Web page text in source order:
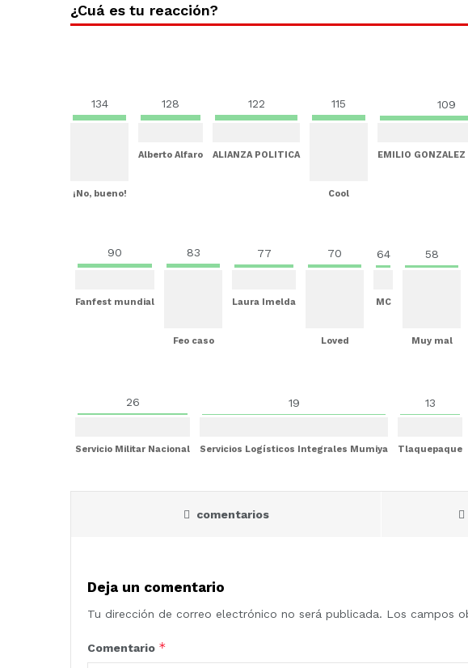
¿Cuá es tu reacción?
134
¡No, bueno!
128
Alberto Alfaro
122
ALIANZA POLITICA
115
Cool
109
EMILIO GONZALEZ
90
Fanfest mundial
83
Feo caso
77
Laura Imelda
70
Loved
64
MC
58
Muy mal
26
Servicio Militar Nacional
19
Servicios Logísticos Integrales Mumiya
13
Tlaquepaque
comentarios
Deja un comentario
Tu dirección de correo electrónico no será publicada. Los campos
Comentario *